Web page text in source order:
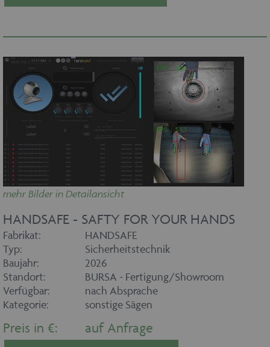
mehr Bilder in Detailansicht
HANDSAFE - SAFTY FOR YOUR HANDS
Fabrikat:
HANDSAFE
Typ:
Sicherheitstechnik
Baujahr:
2026
Standort:
BURSA - Fertigung/Showroom
Verfügbar:
nach Absprache
Kategorie:
sonstige Sägen
Preis in €: auf Anfrage